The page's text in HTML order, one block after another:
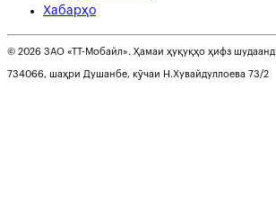
Хабарҳо
© 2026 ЗАО «ТТ-Мобайл». Ҳамаи ҳуқуқҳо ҳифз шудаанд
734066, шаҳри Душанбе, кӯчаи Н.Хувайдуллоева 73/2